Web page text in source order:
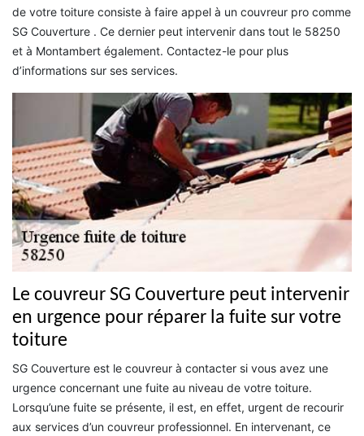
de votre toiture consiste à faire appel à un couvreur pro comme
SG Couverture . Ce dernier peut intervenir dans tout le 58250
et à Montambert également. Contactez-le pour plus
d’informations sur ses services.
Le couvreur SG Couverture peut intervenir
en urgence pour réparer la fuite sur votre
toiture
SG Couverture est le couvreur à contacter si vous avez une
urgence concernant une fuite au niveau de votre toiture.
Lorsqu’une fuite se présente, il est, en effet, urgent de recourir
aux services d’un couvreur professionnel. En intervenant, ce